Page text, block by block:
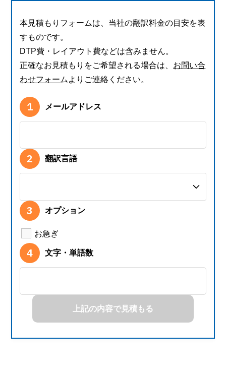
本見積もりフォームは、当社の翻訳料金の目安を表
すものです。
DTP費・レイアウト費などは含みません。
正確なお見積もりをご希望される場合は、 お問い合
わせフォー ムよりご連絡ください。
メールアドレス
翻訳言語
オプション
お急ぎ
文字・単語数
上記の内容で見積もる